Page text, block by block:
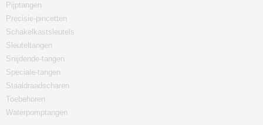
Pijptangen
Precisie-pincetten
Schakelkastsleutels
Sleuteltangen
Snijdende-tangen
Speciale-tangen
Staaldraadscharen
Toebehoren
Waterpomptangen